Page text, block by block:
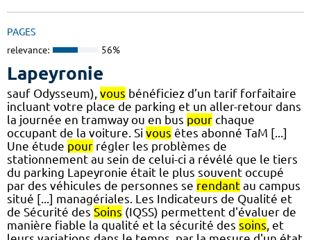
PAGES
relevance: 56%
Lapeyronie
sauf Odysseum), vous bénéficiez d’un tarif forfaitaire
incluant votre place de parking et un aller-retour dans
la journée en tramway ou en bus pour chaque
occupant de la voiture. Si vous êtes abonné TaM [...]
Une étude pour régler les problèmes de
stationnement au sein de celui-ci a révélé que le tiers
du parking Lapeyronie était le plus souvent occupé
par des véhicules de personnes se rendant au campus
situé [...] managériales. Les Indicateurs de Qualité et
de Sécurité des Soins (IQSS) permettent d'évaluer de
manière fiable la qualité et la sécurité des soins , et